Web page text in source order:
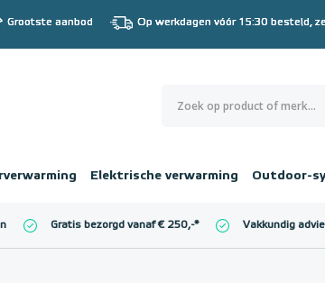
Grootste aanbod Op werkdagen vóór 15:30 besteld,
Elektrische verwarming Outdoor-
€
Gratis bezorgd vanaf € 250,-* Vakkundig